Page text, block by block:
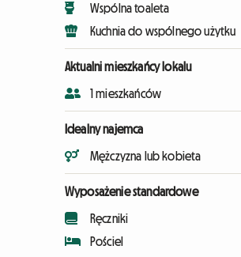
Wspólna toaleta
Kuchnia do wspólnego użytku
Aktualni mieszkańcy lokalu
1 mieszkańców
Idealny najemca
Mężczyzna lub kobieta
Wyposażenie standardowe
Ręczniki
Pościel